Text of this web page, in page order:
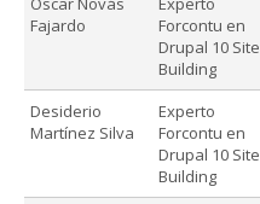
Fajardo
Forcontu en
Drupal 10 Site
Building
Desiderio
Martínez Silva
Experto
Forcontu en
Drupal 10 Site
Building